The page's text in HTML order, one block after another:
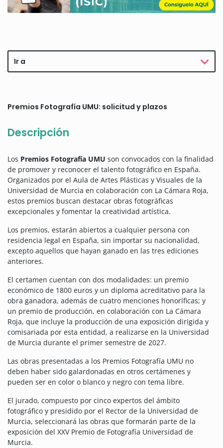
Ir a
Premios Fotografía UMU: solicitud y plazos
Descripción
Los Premios Fotografía UMU son convocados con la finalidad
de promover y reconocer el talento fotográfico en España.
Organizados por el Aula de Artes Plásticas y Visuales de la
Universidad de Murcia en colaboración con La Cámara Roja,
estos premios buscan destacar obras fotográficas
excepcionales y fomentar la creatividad artística.
Los premios, estarán abiertos a cualquier persona con
residencia legal en España, sin importar su nacionalidad,
excepto aquellos que hayan ganado en las tres ediciones
anteriores.
El certamen cuentan con dos modalidades: un premio
económico de 1800 euros y un diploma acreditativo para la
obra ganadora, además de cuatro menciones honoríficas; y
un premio de producción, en colaboración con La Cámara
Roja, que incluye la producción de una exposición dirigida y
comisariada por esta entidad, a realizarse en la Universidad
de Murcia durante el primer semestre de 2027.
Las obras presentadas a los Premios Fotografía UMU no
deben haber sido galardonadas en otros certámenes y
pueden ser en color o blanco y negro con tema libre.
El jurado, compuesto por cinco expertos del ámbito
fotográfico y presidido por el Rector de la Universidad de
Murcia, seleccionará las obras que formarán parte de la
exposición del XXV Premio de Fotografía Universidad de
Murcia.